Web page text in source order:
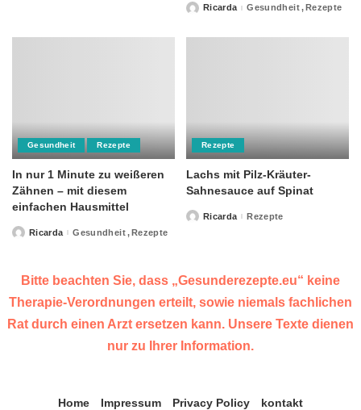
PostedRicarda Gesundheit Rezepte
Gesundheit Rezepte
In nur 1 Minute zu weißeren
Zähnen – mit diesem
einfachen Hausmittel
PostedRicarda Gesundheit Rezepte
Rezepte
Lachs mit Pilz-Kräuter-
Sahnesauce auf Spinat
PostedRicarda Rezepte
Bitte beachten Sie, dass „Gesunderezepte.eu“ keine
Therapie-Verordnungen erteilt, sowie niemals fachlichen
Rat durch einen Arzt ersetzen kann. Unsere Texte dienen
nur zu Ihrer Information.
Home Impressum Privacy Policy kontakt